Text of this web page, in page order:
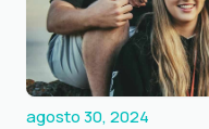
agosto 30, 2024